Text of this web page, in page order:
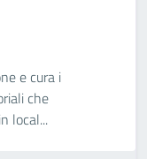
e cura i
che
local...